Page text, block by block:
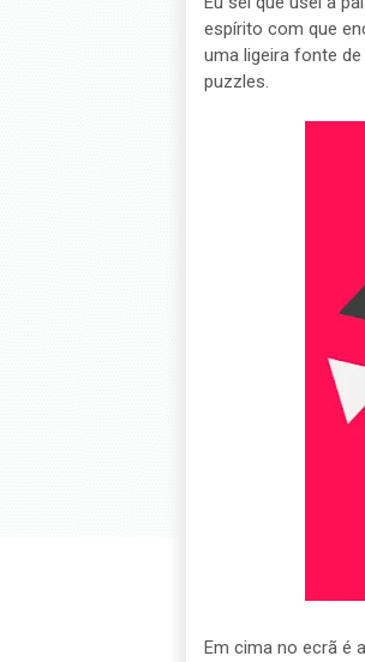
espírito com que
uma ligeira fonte
puzzles.
Em cima no ecrã é